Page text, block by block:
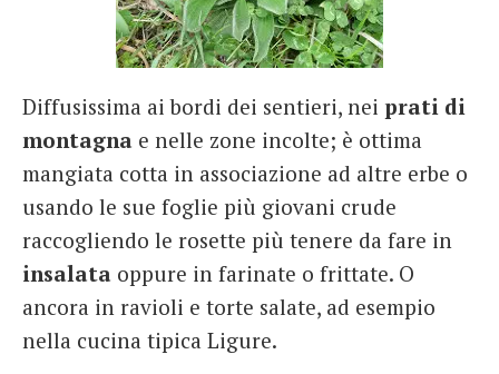
Diffusissima ai bordi dei sentieri, nei prati di
montagna e nelle zone incolte; è ottima
mangiata cotta in associazione ad altre erbe o
usando le sue foglie più giovani crude
raccogliendo le rosette più tenere da fare in
insalata oppure in farinate o frittate. O
ancora in ravioli e torte salate, ad esempio
nella cucina tipica Ligure.